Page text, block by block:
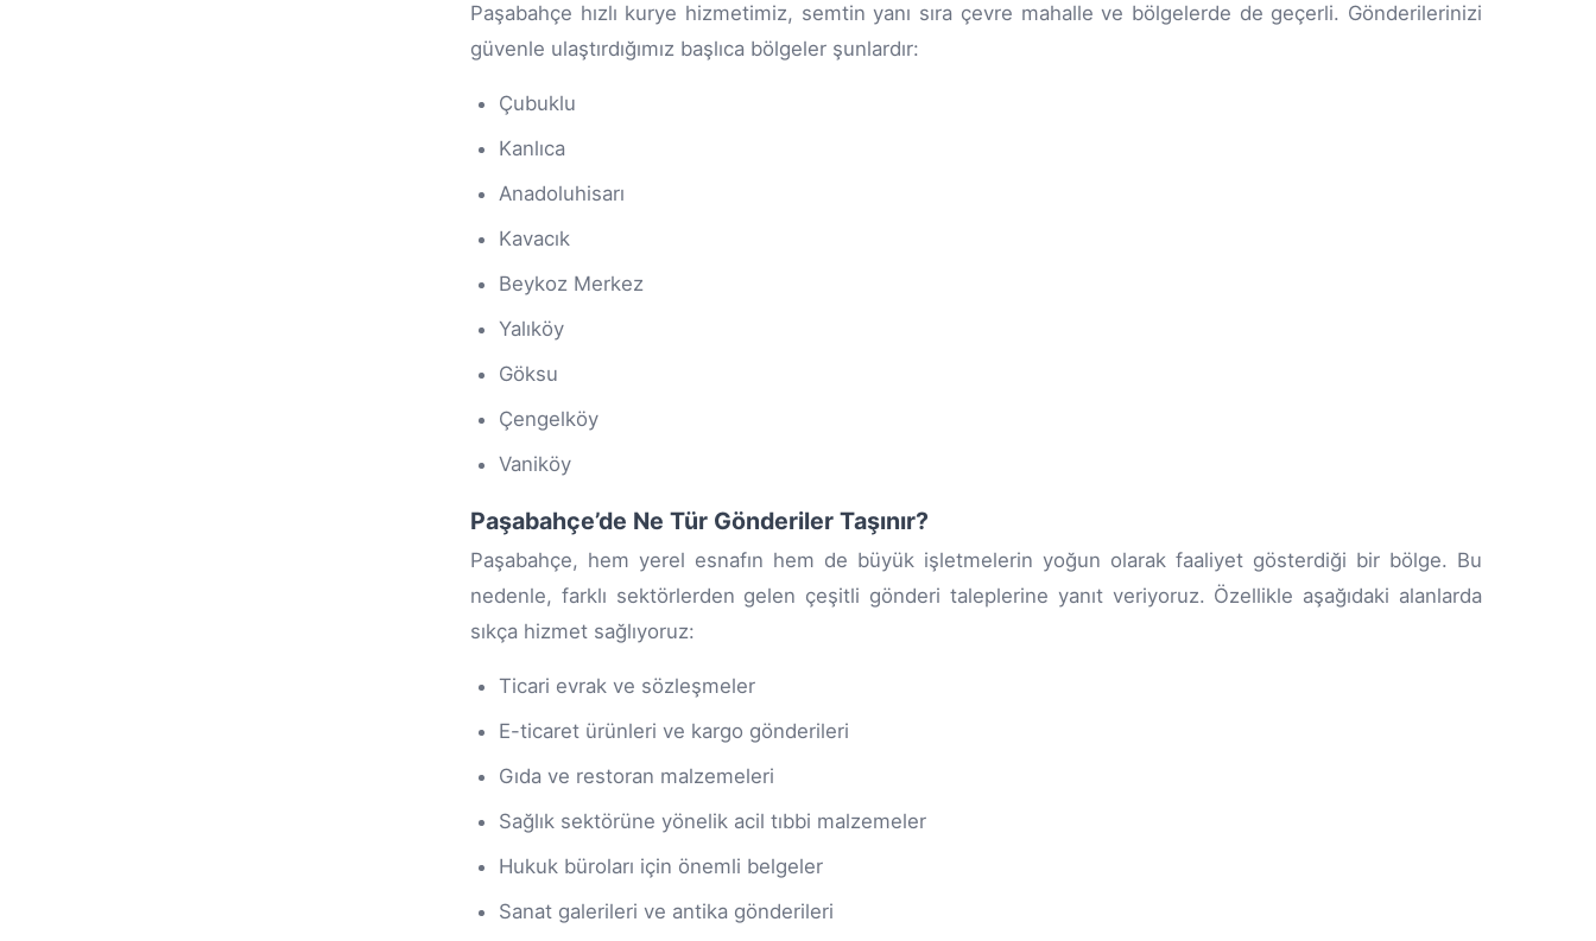
Paşabahçe hızlı kurye hizmetimiz, semtin yanı sıra çevre mahalle ve bölgelerde de geçerli. Gönderilerinizi
güvenle ulaştırdığımız başlıca bölgeler şunlardır:
Çubuklu
Kanlıca
Anadoluhisarı
Kavacık
Beykoz Merkez
Yalıköy
Göksu
Çengelköy
Vaniköy
Paşabahçe’de Ne Tür Gönderiler Taşınır?
Paşabahçe, hem yerel esnafın hem de büyük işletmelerin yoğun olarak faaliyet gösterdiği bir bölge. Bu
nedenle, farklı sektörlerden gelen çeşitli gönderi taleplerine yanıt veriyoruz. Özellikle aşağıdaki alanlarda
sıkça hizmet sağlıyoruz:
Ticari evrak ve sözleşmeler
E-ticaret ürünleri ve kargo gönderileri
Gıda ve restoran malzemeleri
Sağlık sektörüne yönelik acil tıbbi malzemeler
Hukuk büroları için önemli belgeler
Sanat galerileri ve antika gönderileri